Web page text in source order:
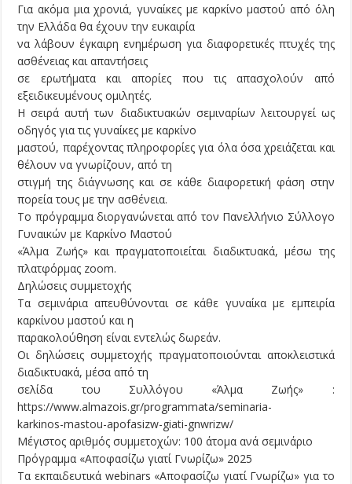
Για ακόμα μια χρονιά, γυναίκες με καρκίνο μαστού από όλη
την Ελλάδα θα έχουν την ευκαιρία
να λάβουν έγκαιρη ενημέρωση για διαφορετικές πτυχές της
ασθένειας και απαντήσεις
σε ερωτήματα και απορίες που τις απασχολούν από
εξειδικευμένους ομιλητές.
Η σειρά αυτή των διαδικτυακών σεμιναρίων λειτουργεί ως
οδηγός για τις γυναίκες με καρκίνο
μαστού, παρέχοντας πληροφορίες για όλα όσα χρειάζεται και
θέλουν να γνωρίζουν, από τη
στιγμή της διάγνωσης και σε κάθε διαφορετική φάση στην
πορεία τους με την ασθένεια.
Το πρόγραμμα διοργανώνεται από τον Πανελλήνιο Σύλλογο
Γυναικών με Καρκίνο Μαστού
«Άλμα Ζωής» και πραγματοποιείται διαδικτυακά, μέσω της
πλατφόρμας zoom.
Δηλώσεις συμμετοχής
Τα σεμινάρια απευθύνονται σε κάθε γυναίκα με εμπειρία
καρκίνου μαστού και η
παρακολούθηση είναι εντελώς δωρεάν.
Οι δηλώσεις συμμετοχής πραγματοποιούνται αποκλειστικά
διαδικτυακά, μέσα από τη
σελίδα του Συλλόγου «Άλμα Ζωής» :
https://www.almazois.gr/programmata/seminaria-
karkinos-mastou-apofasizw-giati-gnwrizw/
Μέγιστος αριθμός συμμετοχών: 100 άτομα ανά σεμινάριο
Πρόγραμμα «Αποφασίζω γιατί Γνωρίζω» 2025
Τα εκπαιδευτικά webinars «Αποφασίζω γιατί Γνωρίζω» για το